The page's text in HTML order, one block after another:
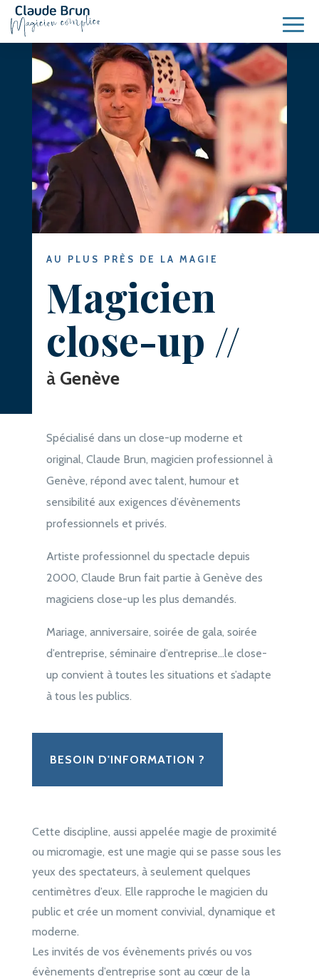
AU PLUS PRÈS DE LA MAGIE
Magicien
close-up //
à Genève
Spécialisé dans un close-up moderne et
original, Claude Brun, magicien professionnel à
Genève, répond avec talent, humour et
sensibilité aux exigences d’évènements
professionnels et privés.
Artiste professionnel du spectacle depuis
2000, Claude Brun fait partie à Genève des
magiciens close-up les plus demandés.
Mariage, anniversaire, soirée de gala, soirée
d’entreprise, séminaire d’entreprise…le close-
up convient à toutes les situations et s’adapte
à tous les publics.
BESOIN D'INFORMATION ?
Cette discipline, aussi appelée magie de proximité
ou micromagie, est une magie qui se passe sous les
yeux des spectateurs, à seulement quelques
centimètres d’eux. Elle rapproche le magicien du
public et crée un moment convivial, dynamique et
moderne.
Les invités de vos évènements privés ou vos
évènements d’entreprise sont au cœur de la